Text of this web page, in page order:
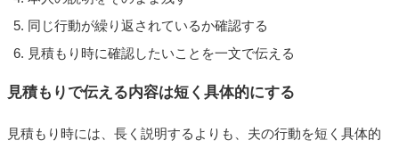
同じ行動が繰り返されているか確認する
見積もり時に確認したいことを一文で伝える
見積もりで伝える内容は短く具体的にする
見積もり時には、長く説明するよりも、夫の行動を短く具体的